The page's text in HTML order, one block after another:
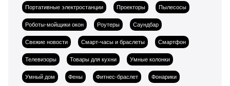
Портативные электростанции Проекторы Пылесосы
Роботы-мойщики окон Роутеры Саундбар
Свежие новости Смарт-часы и браслеты Смартфон
Телевизоры Товары для кухни Умные колонки
Умный дом Фены Фитнес-браслет Фонарики